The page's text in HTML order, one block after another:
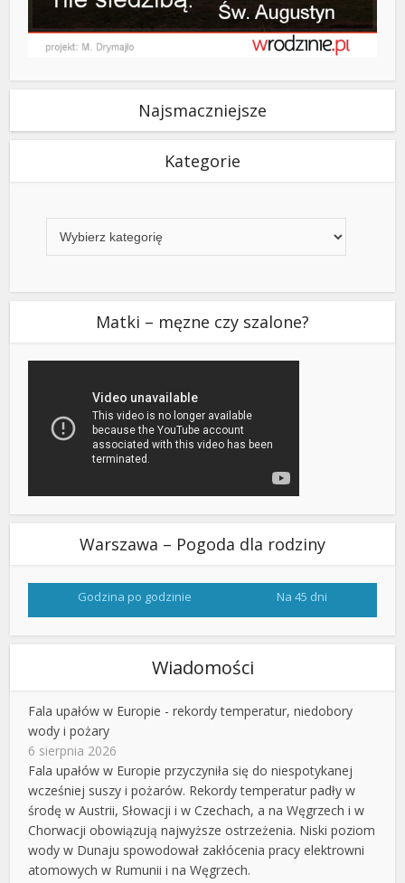
Najsmaczniejsze
Kategorie
Matki – męzne czy szalone?
Warszawa – Pogoda dla rodziny
Godzina po godzinie Na 45 dni
Wiadomości
Fala upałów w Europie - rekordy temperatur, niedobory
wody i pożary
6 sierpnia 2026
Fala upałów w Europie przyczyniła się do niespotykanej
wcześniej suszy i pożarów. Rekordy temperatur padły w
środę w Austrii, Słowacji i w Czechach, a na Węgrzech i w
Chorwacji obowiązują najwyższe ostrzeżenia. Niski poziom
wody w Dunaju spowodował zakłócenia pracy elektrowni
atomowych w Rumunii i na Węgrzech.